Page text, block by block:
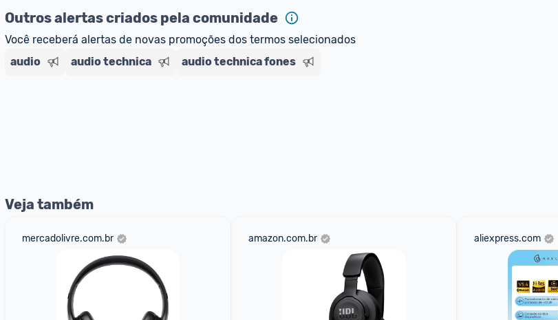
Outros alertas criados pela comunidade
Você receberá alertas de novas promoções dos termos selecionados
audio
audio technica audio technica fones
Veja também
mercadolivre.com.br amazon.com.br aliexpress.com